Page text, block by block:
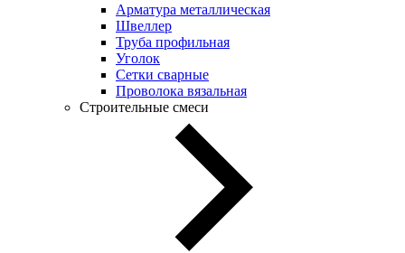
Арматура металлическая
Швеллер
Труба профильная
Уголок
Сетки сварные
Проволока вязальная
Строительные смеси